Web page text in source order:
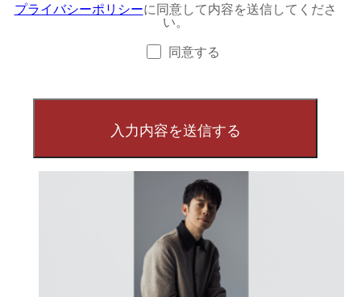
プライバシーポリシーに同意して内容を送信してくださ
い。
同意する